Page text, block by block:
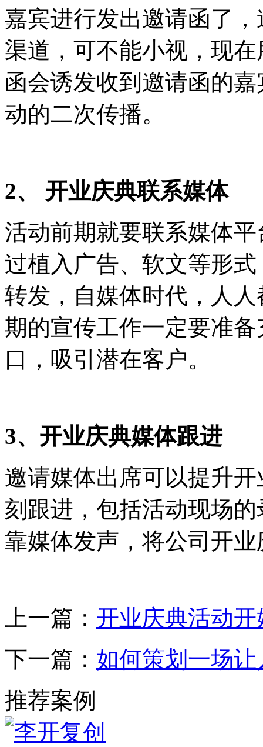
嘉宾进行发出邀请函了
渠道，可不能小视，现
函会诱发收到邀请函的
动的二次传播。
2、 开业庆典联系媒体
活动前期就要联系媒体
过植入广告、软文等形
转发，自媒体时代，人
期的宣传工作一定要准
口，吸引潜在客户。
3、开业庆典媒体跟进
邀请媒体出席可以提升
刻跟进，包括活动现场
靠媒体发声，将公司开
上一篇： 开业庆典活动
下一篇： 如何策划一场
推荐案例